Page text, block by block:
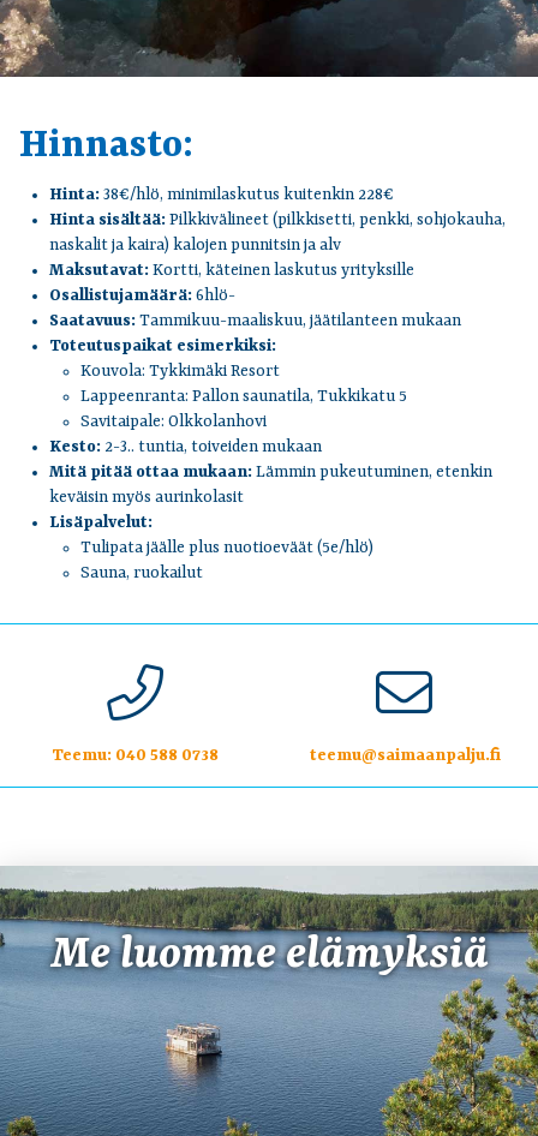
Hinnasto:
Hinta: 38€/hlö, minimilaskutus kuitenkin 228€
Hinta sisältää:Pilkkivälineet (pilkkisetti, penkki, sohjokauha,
naskalit ja kaira) kalojen punnitsin ja alv
Maksutavat:Kortti, käteinen laskutus yrityksille
Osallistujamäärä:6hlö-
Saatavuus:Tammikuu-maaliskuu, jäätilanteen mukaan
Toteutuspaikat esimerkiksi:
Kouvola: Tykkimäki Resort
Lappeenranta: Pallon saunatila, Tukkikatu 5
Savitaipale: Olkkolanhovi
Kesto: 2-3.. tuntia, toiveiden mukaan
Mitä pitää ottaa mukaan:Lämmin pukeutuminen, etenkin
keväisin myös aurinkolasit
Lisäpalvelut:
Tulipata jäälle plus nuotioeväät (5e/hlö)
Sauna, ruokailut
Teemu: 040 588 0738 teemu@saimaanpalju.fi
Me luomme elämyksiä